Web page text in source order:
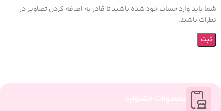
شما باید وارد حساب خود شده باشید تا قادر به اضافه کردن تصاویر در
نظرات باشید.
محصولات جشنواره